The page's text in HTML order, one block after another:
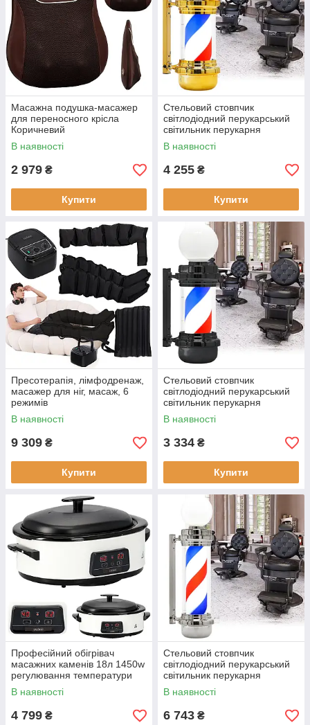
Масажна подушка-масажер
для переносного крісла
Коричневий
В наявності
2 979 ₴
Купити
Стельовий стовпчик
світлодіодний перукарський
світильник перукарня
рекламна вивіска для вітальні
68 см
В наявності
4 255 ₴
Купити
Пресотерапія, лімфодренаж,
масажер для ніг, масаж, 6
режимів
В наявності
9 309 ₴
Купити
Стельовий стовпчик
світлодіодний перукарський
світильник перукарня
перукарська вивіска
рекламна вітальня 68см
В наявності
3 334 ₴
Купити
Професійний обігрівач
масажних каменів 18л 1450w
регулювання температури
В наявності
4 799 ₴
Стельовий стовпчик
світлодіодний перукарський
світильник перукарня
рекламна вивіска для вітальні
88 см
В наявності
6 743 ₴